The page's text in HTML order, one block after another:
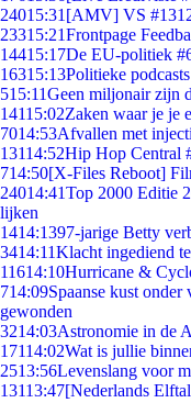
24015:31 [AMV] VS #1312
23315:21Frontpage
14415:17De EU-politiek
16315:13Politieke podcasts
515:11Geen miljonair zijn
14115:02Zaken waar je je
7014:53Afvallen met
13114:52Hip Hop Central
714:50[X-Files Reboot]
24014:41Top 2000 Editie
lijken
1414:1397-jarige Betty
3414:11Klacht ingediend
11614:10Hurricane &
714:09Spaanse kust
gewonden
3214:03Astronomie in de
17114:02Wat is jullie
2513:56Levenslang voor
13113:47[Nederlands